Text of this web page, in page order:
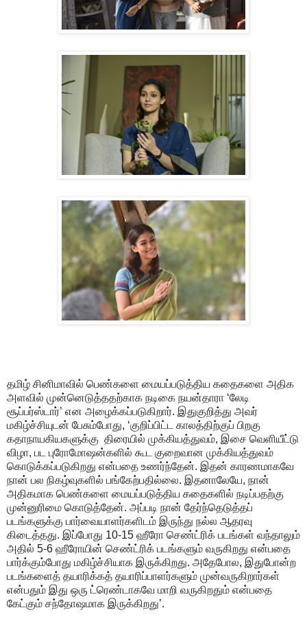
தமிழ் சினிமாவில் பெண்களை மையப்படுத்திய கதைகளை அதிக
அளவில் முன்னெடுத்ததற்காக நடிகை நயன்தாரா ‘லேடி
சூப்பர்ஸ்டார்’ என அழைக்கப்படுகிறார். இதுகுறித்து அவர்
மகிழ்ச்சியுடன் பேசும்போது, ‘குறிப்பிட்ட காலத்திற்குப் பிறகு
கதாநாயகியகளுக்கு திரையில் முக்கியத்துவம், இசை வெளியீட்டு
விழா, பட புரோமோஷன்களில் கூட குறைவான முக்கியத்துவம்
கொடுக்கப்படுகிறது என்பதை உணர்ந்தேன். இதன் காரணமாகவே
நான் பல நிகழ்வுகளில் பங்கேற்பதில்லை. இதனாலேயே, நான்
அதிகமாக பெண்களை மையப்படுத்திய கதைகளில் நடிப்பதற்கு
முன்னுரிமை கொடுத்தேன். அப்படி நான் தேர்ந்தெடுத்தப்
படங்களுக்கு பார்வையாளர்களிடம் இருந்து நல்ல ஆதரவு
கிடைத்தது. இப்போது 10-15 ஹீரோ செண்ட்ரிக் படங்கள் வந்தாலும்
அதில் 5-6 ஹீரோயின் செண்ட்ரிக் படங்களும் வருகிறது என்பதை
பார்க்கும்போது மகிழ்ச்சியாக இருக்கிறது. அதேபோல, இதுபோன்ற
படங்களைத் தயாரிக்கத் தயாரிப்பாளர்களும் முன்வருகிறார்கள்
என்பதும் இது ஒரு ட்ரெண்டாகவே மாறி வருகிறதும் என்பதை
கேட்கும் சந்தோஷமாக இருக்கிறது’.